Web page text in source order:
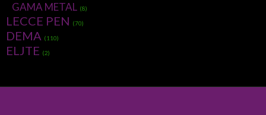
GAMA METAL (8)
LECCE PEN (70)
DEMA (110)
ELJTE (2)